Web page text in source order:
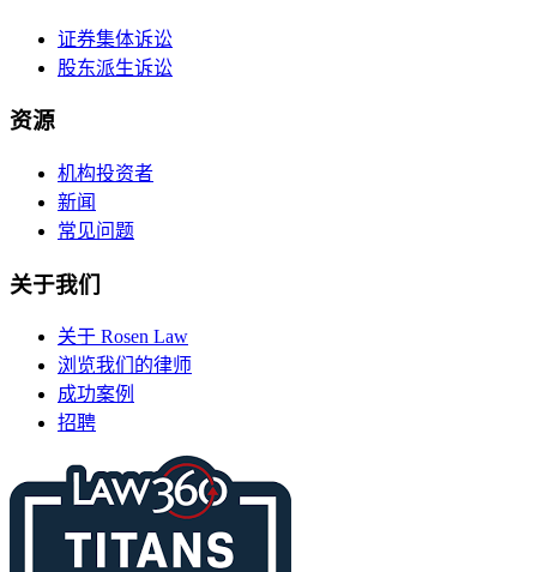
证券集体诉讼
股东派生诉讼
资源
机构投资者
新闻
常见问题
关于我们
关于 Rosen Law
浏览我们的律师
成功案例
招聘